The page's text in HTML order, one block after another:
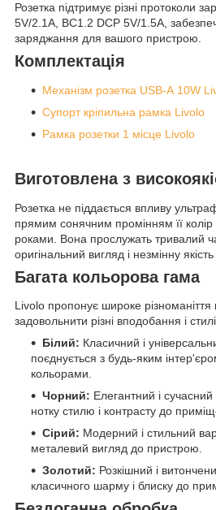
Розетка підтримує різні протоколи
5V/2.1A, BC1.2 DCP 5V/1.5A,
заряджання для вашого пристрою.
Комплектація
Механізм розетка USB-A 10W
Супорт кріпильна рамка Livolo
Рамка розетки 1 місце Livolo
Виготовлена з
Розетка не піддається впливу
прямим сонячним промінням її
роками. Вона прослужать тривалий
оригінальний вигляд і незмінну якість
Багата кольорова гама
Livolo пропонує широке різноманіття
задовольнити різні вподобання і
Білий: Класичний і
поєднується з будь-яким
кольорами.
Чорний: Елегантний і
нотку стилю і контрасту до
Сірий: Модерний і стильний
металевий вигляд до пристрою.
Золотий: Розкішний і
класичного шарму і блиску до